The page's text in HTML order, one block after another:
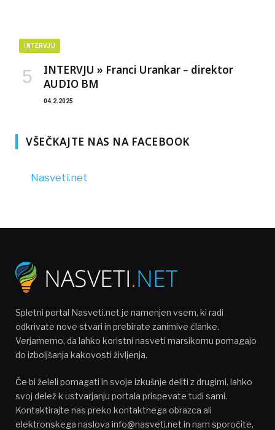
INTERVJU
INTERVJU » Franci Urankar – direktor
AUDIO BM
04.2.2025
VŠEČKAJTE NAS NA FACEBOOK
Nasveti.net
Spletni portal Nasveti.net je namenjen vsem, ki radi
odkrivate nove stvari in prebirate zanimive članke.
Verjamemo, da lahko koristni nasveti marsikomu pomagajo
do izboljšanja kakovosti življenja.
Če bi želeli pomagati in svoje izkušnje deliti z drugimi, lahko
svoj delež k ustvarjanju portala prispevate tudi sami.
Kontaktirajte nas preko kontaktnega obrazca ali
elektronskega naslova info@nasveti.net in nam sporočite,